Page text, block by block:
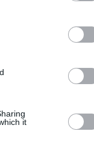
it
του
με